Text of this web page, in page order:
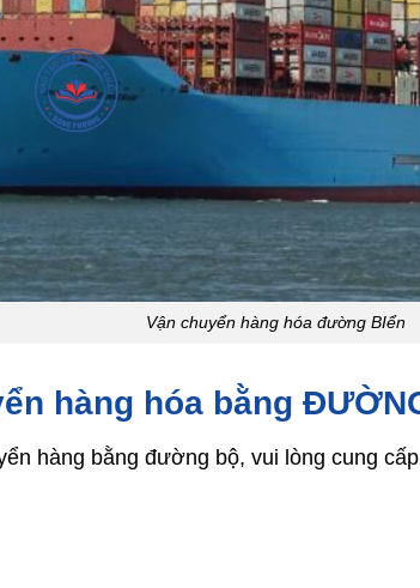
Vận chuyển hàng hóa đường BIển
hàng hóa bằng
hàng bằng đường bộ, vui lòng cung